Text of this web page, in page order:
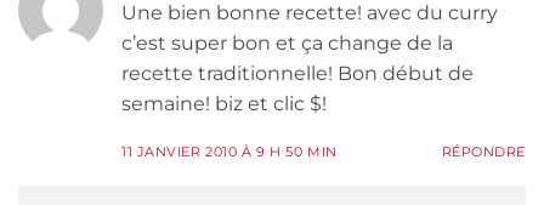
Une bien bonne recette! avec du curry
c’est super bon et ça change de la
recette traditionnelle! Bon début de
semaine! biz et clic $!
11 JANVIER 2010 À 9 H 50 MIN RÉPONDRE